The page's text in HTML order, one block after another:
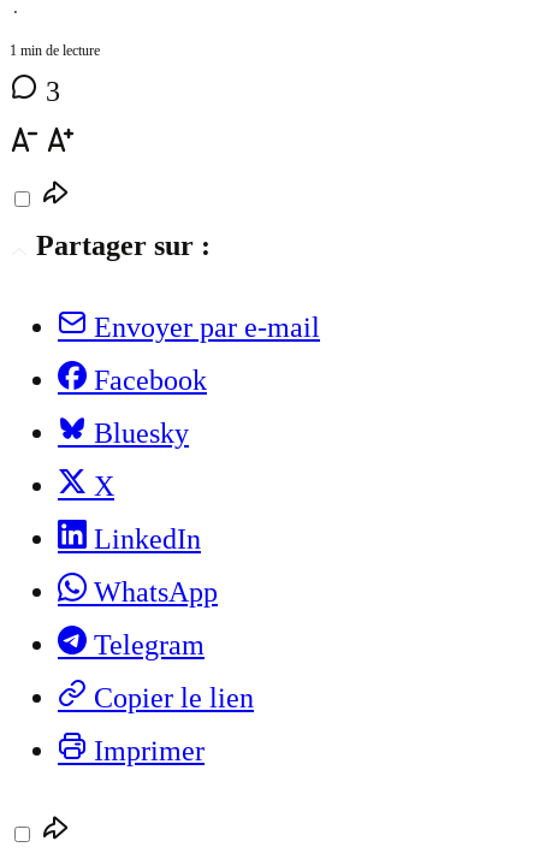
⋅
1 min de lecture
3
Partager sur :
Envoyer par e-mail
Facebook
Bluesky
X
LinkedIn
WhatsApp
Telegram
Copier le lien
Imprimer